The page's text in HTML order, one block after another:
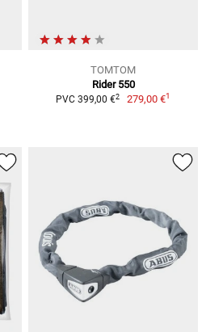
TOMTOM
Rider 550
PVC 399,00 €2 279,00 €1